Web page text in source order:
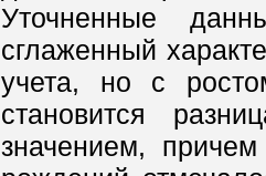
Уточненные
сглаженный
учета, но с
становится
значением,